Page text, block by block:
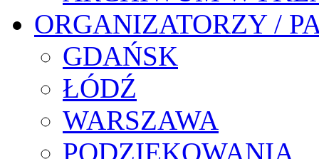
ORGANIZATORZY /
GDAŃSK
ŁÓDŹ
WARSZAWA
PODZIĘKOWANIA